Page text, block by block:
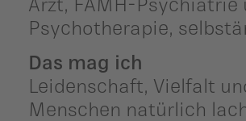
Psychotherapie,
Das mag ich
Leidenschaft, Vielfalt
Menschen natürlich